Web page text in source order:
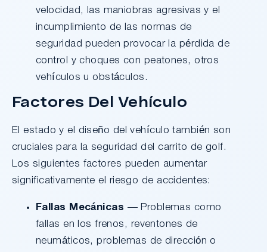
velocidad, las maniobras agresivas y el
incumplimiento de las normas de
seguridad pueden provocar la pérdida de
control y choques con peatones, otros
vehículos u obstáculos.
Factores Del Vehículo
El estado y el diseño del vehículo también son
cruciales para la seguridad del carrito de golf.
Los siguientes factores pueden aumentar
significativamente el riesgo de accidentes:
Fallas Mecánicas — Problemas como
fallas en los frenos, reventones de
neumáticos, problemas de dirección o